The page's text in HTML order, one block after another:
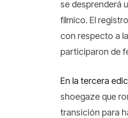
se desprenderá
fílmico. El
con respecto a
participaron de
En la tercera
shoegaze que
transición para